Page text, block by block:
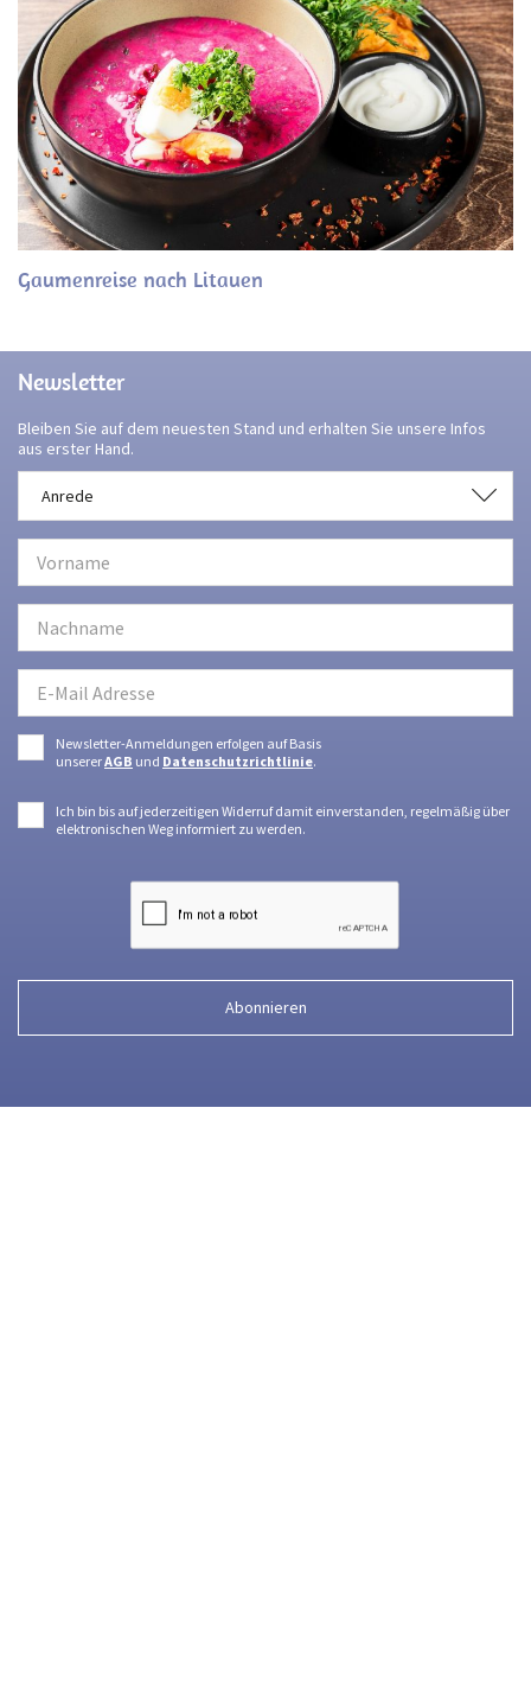
Gaumenreise nach Litauen
Newsletter
Bleiben Sie auf dem neuesten Stand und erhalten Sie unsere Infos
aus erster Hand.
Anrede
Anrede
Newsletter-Anmeldungen erfolgen auf Basis
unsererAGB und Datenschutzrichtlinie.
Ich bin bis auf jederzeitigen Widerruf damit einverstanden, regelmäßig über
elektronischen Weg informiert zu werden.
Abonnieren